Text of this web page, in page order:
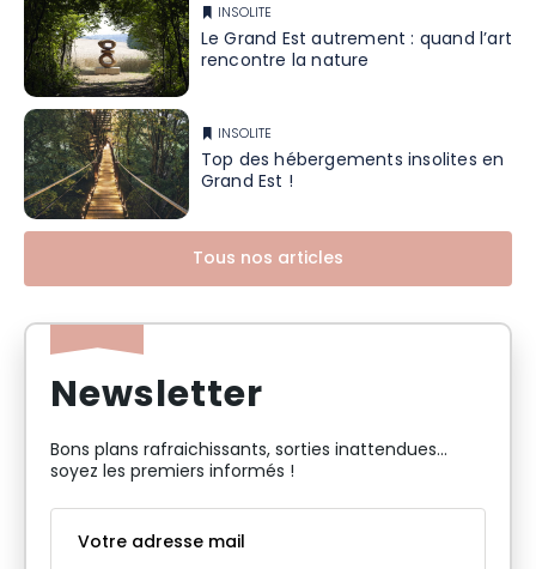
INSOLITE
Le Grand Est autrement : quand l’art
rencontre la nature
INSOLITE
Top des hébergements insolites en
Grand Est !
Tous nos articles
Newsletter
Bons plans rafraichissants, sorties inattendues…
soyez les premiers informés !